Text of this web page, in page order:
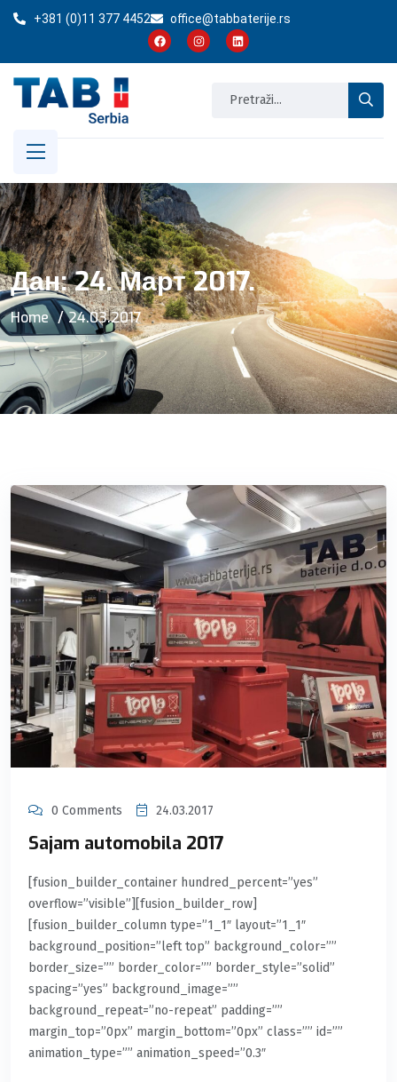
+381 (0)11 377 4452 office@tabbaterije.rs
Дан:24. Март 2017.
Home 24.03.2017
0 Comments 24.03.2017
Sajam automobila 2017
[fusion_builder_container hundred_percent=”yes”
overflow=”visible”][fusion_builder_row]
[fusion_builder_column type=”1_1″ layout=”1_1″
background_position=”left top” background_color=””
border_size=”” border_color=”” border_style=”solid”
spacing=”yes” background_image=””
background_repeat=”no-repeat” padding=””
margin_top=”0px” margin_bottom=”0px” class=”” id=””
animation_type=”” animation_speed=”0.3″